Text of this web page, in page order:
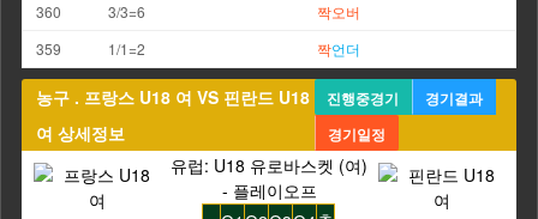
360
3/3=6 짝오버
359
1/1=2 짝언더
농구 . 프랑스 U18 여 VS 핀란드 U18
여 상세정보
진행중경기
경기결과
경기일정
유럽: U18 유로바스켓 (여)
- 플레이오프